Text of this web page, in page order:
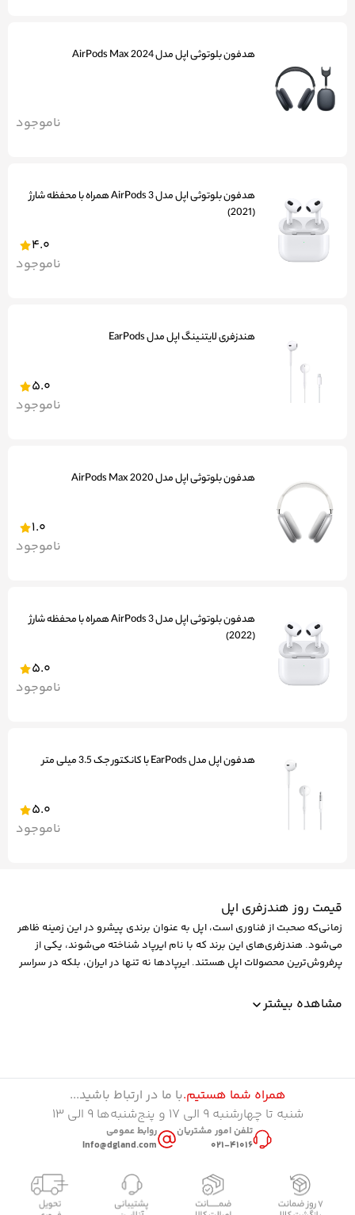
هدفون بلوتوثی اپل مدل AirPods Max 2024
ناموجود
هدفون بلوتوثی اپل مدل AirPods 3 همراه با محفظه شارژ
(2021)
4.0
ناموجود
هندزفری لایتنینگ اپل مدل EarPods
5.0
ناموجود
هدفون بلوتوثی اپل مدل AirPods Max 2020
1.0
ناموجود
هدفون بلوتوثی اپل مدل AirPods 3 همراه با محفظه شارژ
(2022)
5.0
ناموجود
هدفون اپل مدل EarPods با کانکتور جک 3.5 میلی متر
5.0
ناموجود
قیمت روز هندزفری اپل
زمانی‌که صحبت از فناوری‌ است، اپل به عنوان برندی پیشرو در این زمینه ظاهر
می‌شود. هندزفری‌های این برند که با نام ایرپاد شناخته می‌شوند، یکی از
پر‌فروش‌ترین محصولات اپل هستند. ایر‌پاد‌ها نه تنها در ایران، بلکه در سراسر
در ادامه با ویژگی‌ها و مشخصات این گروه از محصولات بیشتر آشنا می‌شویم.
تاریخچه هندزفری اپل
بود که بدون دردسر و از طریق بلوتوث، به طور خودکار به گوشی وصل شود.
ایرپاد‌ها به دلیل طراحی منحصر‌به‌فردشان بسیار مورد توجه واقع شده‌اند؛
علاوه بر ظاهر، ویژگی‌های کاربردی‌شان نیز در این محبوبیت نقش پررنگی
به بازار عرضه کرد و در هر سری، شاهد قابلیت‌ها و ویژگی‌های حرفه‌ای‌تری
هستیم. حال بهتر است نگاهی جزئی‌تر به ویژگی‌‌های ایرپاد‌های اپل بیندازیم.
مشاهده بیشتر
همراه شما هستیم.با ما در ارتباط باشید...
شنبه تا چهارشنبه ۹ الی ۱۷ و پنج‌شنبه‌ها ۹ الی ۱۳
تلفن امور مشتریان
021-41016
روابط عمومی
Info@dgland.com